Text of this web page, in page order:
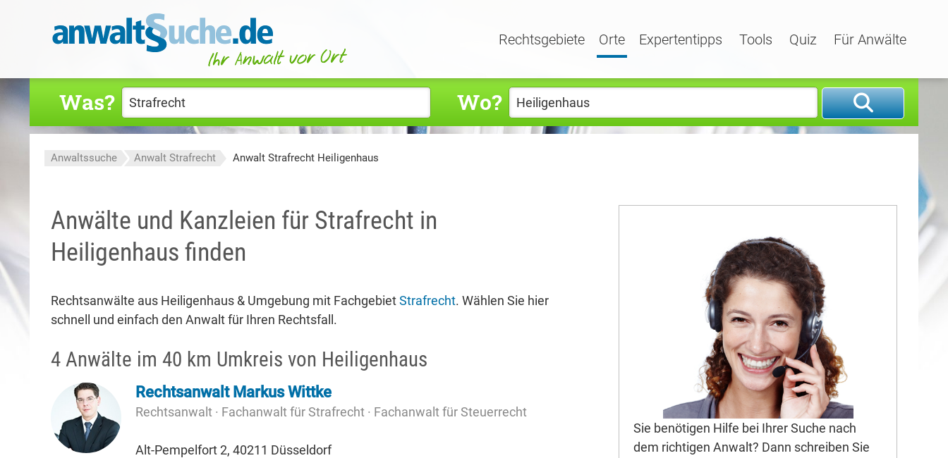
Rechtsgebiete Orte Expertentipps Tools Quiz Für Anwälte
Was? Wo?
Anwaltssuche Anwalt Strafrecht Anwalt Strafrecht Heiligenhaus
Anwälte und Kanzleien für Strafrecht in
Heiligenhaus finden
Rechtsanwälte aus Heiligenhaus & Umgebung mit FachgebietStrafrecht. Wählen Sie hier
schnell und einfach den Anwalt für Ihren Rechtsfall.
4 Anwälte im 40 km Umkreis von Heiligenhaus
Rechtsanwalt Markus Wittke
Rechtsanwalt · Fachanwalt für Strafrecht · Fachanwalt für Steuerrecht
Alt-Pempelfort 2, 40211 Düsseldorf
Sie benötigen Hilfe bei Ihrer Suche nach
dem richtigen Anwalt? Dann schreiben Sie